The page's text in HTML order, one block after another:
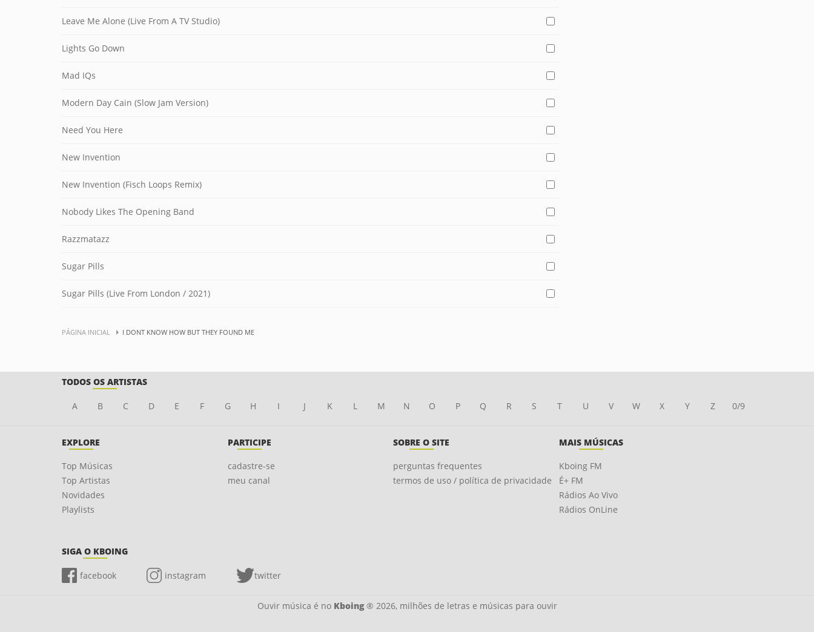
Leave Me Alone (Live From A TV Studio)
Lights Go Down
Mad IQs
Modern Day Cain (Slow Jam Version)
Need You Here
New Invention
New Invention (Fisch Loops Remix)
Nobody Likes The Opening Band
Razzmatazz
Sugar Pills
Sugar Pills (Live From London / 2021)
PÁGINA INICIAL I DONT KNOW HOW BUT THEY FOUND ME
TODOS OS ARTISTAS
A B C D E F G H I J K L M N O P Q R S T U V W X Y Z 0/9
EXPLORE
Top Músicas
Top Artistas
Novidades
Playlists
PARTICIPE
cadastre-se
meu canal
SOBRE O SITE
perguntas frequentes
termos de uso / política de privacidade
MAIS MÚSICAS
Kboing FM
É+ FM
Rádios Ao Vivo
Rádios OnLine
SIGA O KBOING
facebook instagram twitter
Ouvir música é no Kboing® 2026, milhões de letras e músicas para ouvir